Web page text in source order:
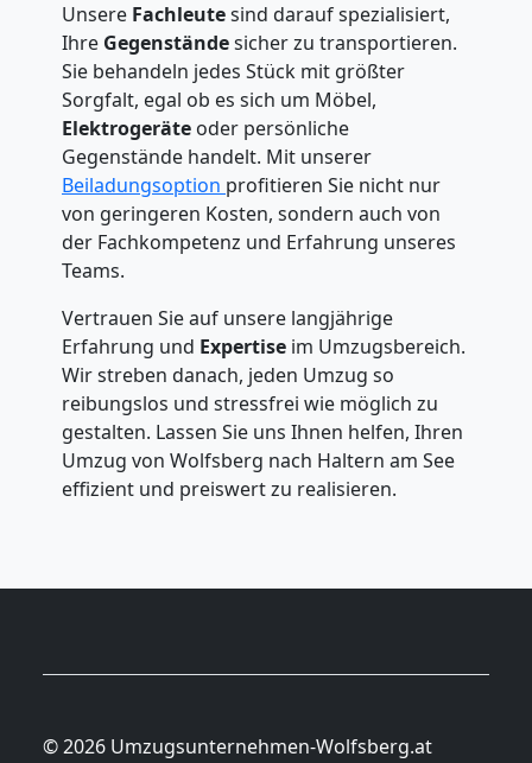
Unsere Fachleutesind darauf spezialisiert,
Ihre Gegenständesicher zu transportieren.
Sie behandeln jedes Stück mit größter
Sorgfalt, egal ob es sich um Möbel,
Elektrogeräte oder persönliche
Gegenstände handelt. Mit unserer
Beiladungsoption profitieren Sie nicht nur
von geringeren Kosten, sondern auch von
der Fachkompetenz und Erfahrung unseres
Teams.
Vertrauen Sie auf unsere langjährige
Erfahrung und Expertise im Umzugsbereich.
Wir streben danach, jeden Umzug so
reibungslos und stressfrei wie möglich zu
gestalten. Lassen Sie uns Ihnen helfen, Ihren
Umzug von Wolfsberg nach Haltern am See
effizient und preiswert zu realisieren.
© 2026 Umzugsunternehmen-Wolfsberg.at